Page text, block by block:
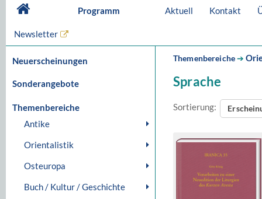
Programm Aktuell Kontakt
Newsletter
Neuerscheinungen
Sonderangebote
Themenbereiche
Antike
Orientalistik
Osteuropa
Buch / Kultur / Geschichte
Themenbereiche➔
Sprache
Sortierung: